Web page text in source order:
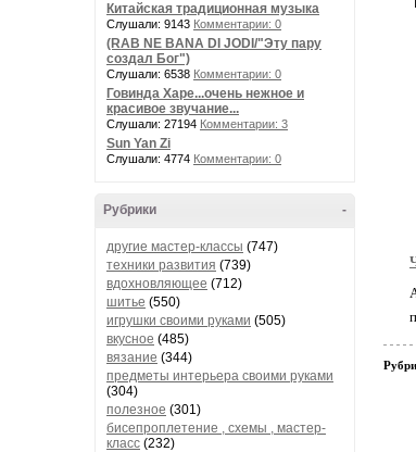
Китайская традиционная музыка
Слушали: 9143 Комментарии: 0
(RAB NE BANA DI JODI/"Эту пару
создал Бог")
Слушали: 6538 Комментарии: 0
Говинда Харе...очень нежное и
красивое звучание...
Слушали: 27194 Комментарии: 3
Sun Yan Zi
Слушали: 4774 Комментарии: 0
-
Рубрики
другие мастер-классы (747)
техники развития (739)
вдохновляющее (712)
шитье (550)
игрушки своими руками (505)
вкусное (485)
вязание (344)
предметы интерьера своими руками
(304)
полезное (301)
бисепроплетение , схемы , мастер-
класс (232)